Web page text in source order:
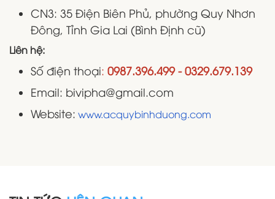
CN3: 35 Điện Biên Phủ, phường Quy Nhơn
Đông, Tỉnh Gia Lai (Bình Định cũ)
Liên hệ:
Số điện thoại: 0987.396.499 - 0329.679.139
Email: bivipha@gmail.com
Website: www.acquybinhduong.com